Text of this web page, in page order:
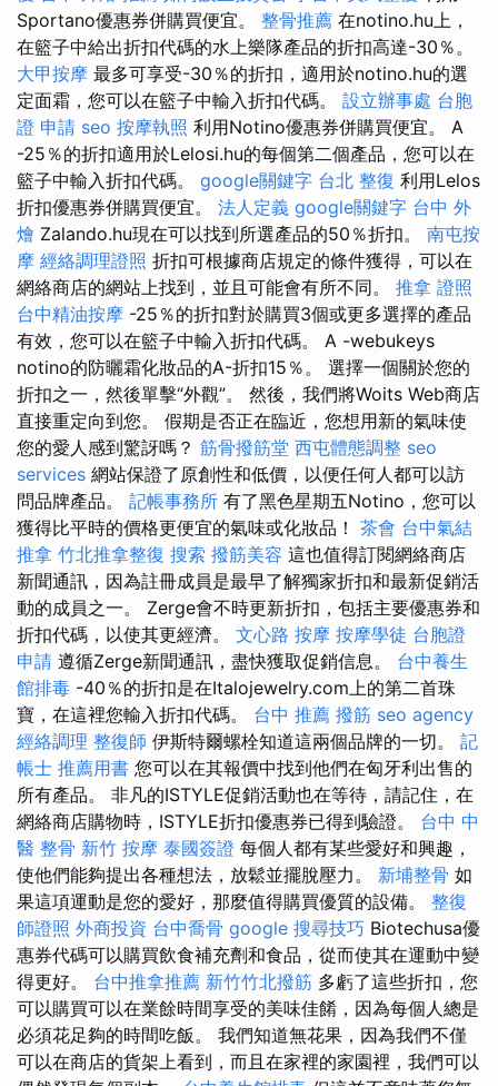
Sportano優惠券併購買便宜。 整骨推薦 在notino.hu上，
在籃子中給出折扣代碼的水上樂隊產品的折扣高達-30％。
大甲按摩 最多可享受-30％的折扣，適用於notino.hu的選
定面霜，您可以在籃子中輸入折扣代碼。 設立辦事處 台胞
證 申請 seo 按摩執照 利用Notino優惠券併購買便宜。 A
-25％的折扣適用於Lelosi.hu的每個第二個產品，您可以在
籃子中輸入折扣代碼。 google關鍵字 台北 整復 利用Lelos
折扣優惠券併購買便宜。 法人定義 google關鍵字 台中 外
燴 Zalando.hu現在可以找到所選產品的50％折扣。 南屯按
摩 經絡調理證照 折扣可根據商店規定的條件獲得，可以在
網絡商店的網站上找到，並且可能會有所不同。 推拿 證照
台中精油按摩 -25％的折扣對於購買3個或更多選擇的產品
有效，您可以在籃子中輸入折扣代碼。 A -webukeys
notino的防曬霜化妝品的A-折扣15％。 選擇一個關於您的
折扣之一，然後單擊“外觀”。 然後，我們將Woits Web商店
直接重定向到您。 假期是否正在臨近，您想用新的氣味使
您的愛人感到驚訝嗎？ 筋骨撥筋堂 西屯體態調整 seo
services 網站保證了原創性和低價，以便任何人都可以訪
問品牌產品。 記帳事務所 有了黑色星期五Notino，您可以
獲得比平時的價格更便宜的氣味或化妝品！ 茶會 台中氣結
推拿 竹北推拿整復 搜索 撥筋美容 這也值得訂閱網絡商店
新聞通訊，因為註冊成員是最早了解獨家折扣和最新促銷活
動的成員之一。 Zerge會不時更​​新折扣，包括主要優惠券和
折扣代碼，以使其更經濟。 文心路 按摩 按摩學徒 台胞證
申請 遵循Zerge新聞通訊，盡快獲取促銷信息。 台中養生
館排毒 -40％的折扣是在Italojewelry.com上的第二首珠
寶，在這裡您輸入折扣代碼。 台中 推薦 撥筋 seo agency
經絡調理 整復師 伊斯特爾螺栓知道這兩個品牌的一切。 記
帳士 推薦用書 您可以在其報價中找到他們在匈牙利出售的
所有產品。 非凡的ISTYLE促銷活動也在等待，請記住，在
網絡商店購物時，ISTYLE折扣優惠券已得到驗證。 台中 中
醫 整骨 新竹 按摩 泰國簽證 每個人都有某些愛好和興趣，
使他們能夠提出各種想法，放鬆並擺脫壓力。 新埔整骨 如
果這項運動是您的愛好，那麼值得購買優質的設備。 整復
師證照 外商投資 台中喬骨 google 搜尋技巧 Biotechusa優
惠券代碼可以購買飲食補充劑和食品，從而使其在運動中變
得更好。 台中推拿推薦 新竹竹北撥筋 多虧了這些折扣，您
可以購買可以在業餘時間享受的美味佳餚，因為每個人總是
必須花足夠的時間吃飯。 我們知道無花果，因為我們不僅
可以在商店的貨架上看到，而且在家裡的家園裡，我們可以